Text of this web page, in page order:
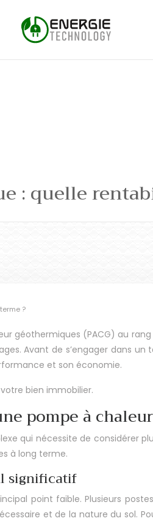
: quelle
?
géothermiques (PACG) au
Avant de s’engager dans
et son économie.
bien immobilier.
pompe à
qui nécessite de considérer
à long terme.
significatif
point faible. Plusieurs
et de la nature du sol.